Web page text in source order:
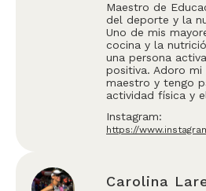
Maestro de
del deporte y la
Uno de mis
cocina y la
una persona
positiva. Adoro
maestro y tengo
actividad física y
Instagram:
https://
Carolina